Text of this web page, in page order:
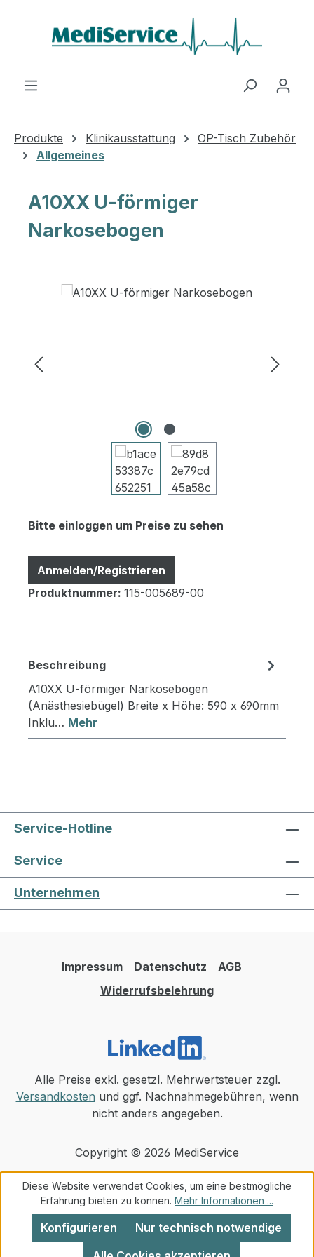
Produkte Klinikausstattung
OP-Tisch Zubehör
Allgemeines
A10XX U-förmiger
Narkosebogen
Bildergalerie überspringen
Bitte einloggen um Preise zu sehen
Anmelden/Registrieren
Produktnummer: 115-005689-00
Beschreibung
A10XX U-förmiger Narkosebogen
(Anästhesiebügel) Breite x Höhe: 590 x 690mm
Inklu… Mehr
Service-Hotline
Service
Unternehmen
Impressum Datenschutz
AGB
Widerrufsbelehrung
Alle Preise exkl. gesetzl. Mehrwertsteuer zzgl.
Versandkosten und ggf. Nachnahmegebühren, wenn
nicht anders angegeben.
Copyright © 2026 MediService
Diese Website verwendet Cookies, um eine bestmögliche
Erfahrung bieten zu können. Mehr Informationen ...
Nur technisch notwendige
Konfigurieren